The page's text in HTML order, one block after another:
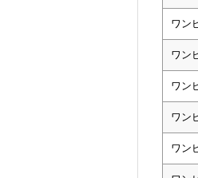
ワン
ワン
ワン
ワン
ワン